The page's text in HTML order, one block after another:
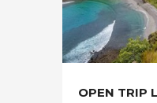
OPEN TRIP